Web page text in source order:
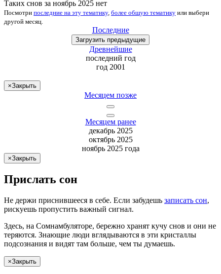
Таких снов за ноябрь 2025 нет
Посмотри последние на эту тематику, более общую тематику или выбери
другой месяц
Последние
Загрузить предыдущие
Древнейшие
последний год
год 2001
×Закрыть
Месяцем позже
Месяцем ранее
декабрь 2025
октябрь 2025
ноябрь 2025 года
×Закрыть
Прислать сон
Не держи приснившееся в себе. Если забудешь записать сон,
рискуешь пропустить важный сигнал.
Здесь, на Сомнамбуляторе, бережно хранят кучу снов и они не
теряются. Знающие люди вглядываются в эти кристаллы
подсознания и видят там больше, чем ты думаешь.
×Закрыть